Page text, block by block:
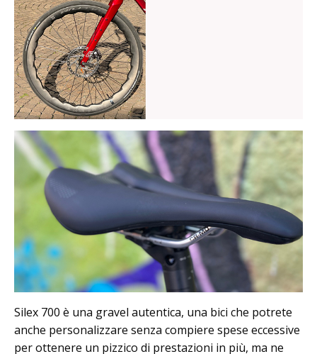
Silex 700 è una gravel autentica, una bici che potrete
anche personalizzare senza compiere spese eccessive
per ottenere un pizzico di prestazioni in più, ma ne